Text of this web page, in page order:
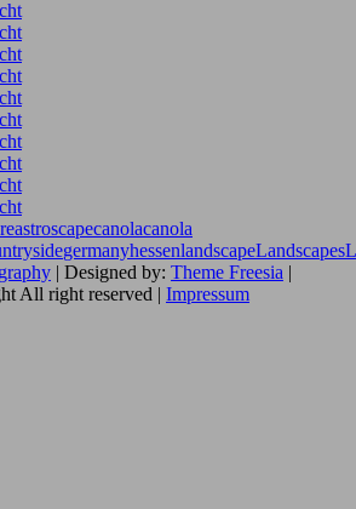
astroscapecanolacanola
germanyhessenlandscapeLandscapes
| Designed by: Theme Freesia |
All right reserved | Impressum